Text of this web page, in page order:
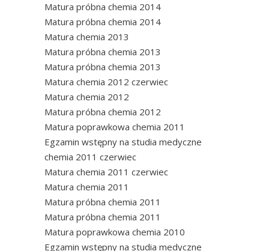
Matura próbna chemia 2014
Matura próbna chemia 2014
Matura chemia 2013
Matura próbna chemia 2013
Matura próbna chemia 2013
Matura chemia 2012 czerwiec
Matura chemia 2012
Matura próbna chemia 2012
Matura poprawkowa chemia 2011
Egzamin wstępny na studia medyczne
chemia 2011 czerwiec
Matura chemia 2011 czerwiec
Matura chemia 2011
Matura próbna chemia 2011
Matura próbna chemia 2011
Matura poprawkowa chemia 2010
Egzamin wstępny na studia medyczne